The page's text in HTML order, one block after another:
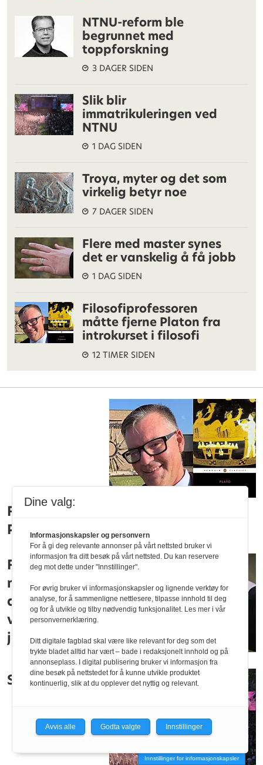
NTNU-reform ble
begrunnet med
toppforskning
3 DAGER SIDEN
Slik blir
immatrikuleringen ved
NTNU
1 DAG SIDEN
Troya, myter og det som
virkelig betyr noe
7 DAGER SIDEN
Flere med master synes
det er vanskelig å få jobb
1 DAG SIDEN
Filosofiprofessoren
måtte fjerne Platon fra
introkurset i filosofi
12 TIMER SIDEN
Filosofiprofessoren måtte fjerne
Platon fra introkurset i filosofi
Flere med
master synes
det er
vanskelig å få
jobb
Slik blir
Innstillinger for informasjonskapsler
Dine valg:
Informasjonskapsler og personvern
For å gi deg relevante annonser på vårt nettsted bruker vi
informasjon fra ditt besøk på vårt nettsted. Du kan reservere
deg mot dette under "Innstillinger".
For øvrig bruker vi informasjonskapsler og lignende verktøy for
analyse, for å sammenligne nettlesere, tilpasse innhold til deg
og for å utvikle og tilby nødvendig funksjonalitet. Les mer i vår
personvernerklæring.
Ditt digitale fagblad skal være like relevant for deg som det
trykte bladet alltid har vært – bade i redaksjonelt innhold og på
annonseplass. I digital publisering bruker vi informasjon fra
dine besøk på nettstedet for å kunne utvikle produktet
kontinuerlig, slik at du opplever det nyttig og relevant.
Avvis alle Godta valgte Innstillinger